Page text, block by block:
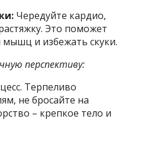
Чередуйте кардио,
Это поможет
и избежать скуки.
перспективу:
Терпеливо
не бросайте на
– крепкое тело и